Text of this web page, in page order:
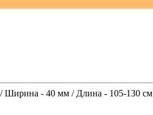
Ширина - 40 мм / Длина - 105-130 см